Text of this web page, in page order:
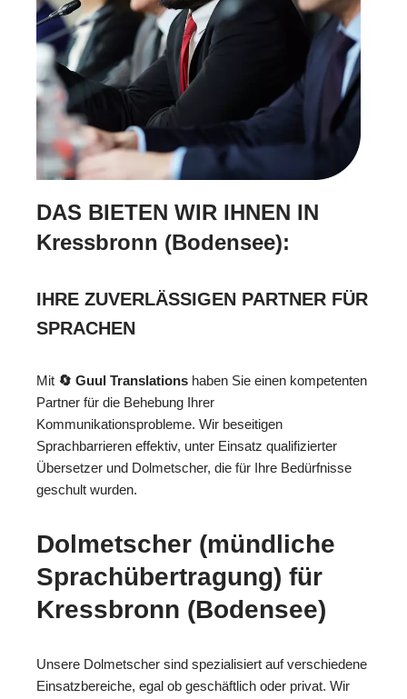
DAS BIETEN WIR IHNEN IN
Kressbronn (Bodensee):
IHRE ZUVERLÄSSIGEN PARTNER FÜR
SPRACHEN
Mit 🔄 Guul Translations haben Sie einen kompetenten
Partner für die Behebung Ihrer
Kommunikationsprobleme. Wir beseitigen
Sprachbarrieren effektiv, unter Einsatz qualifizierter
Übersetzer und Dolmetscher, die für Ihre Bedürfnisse
geschult wurden.
Dolmetscher (mündliche
Sprachübertragung) für
Kressbronn (Bodensee)
Unsere Dolmetscher sind spezialisiert auf verschiedene
Einsatzbereiche, egal ob geschäftlich oder privat. Wir